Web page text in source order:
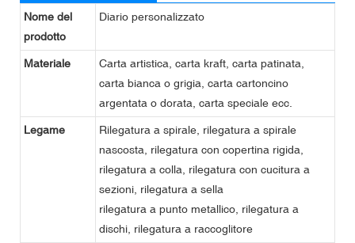
Nome del
prodotto
Diario personalizzato
Materiale
Carta artistica, carta kraft, carta patinata,
carta bianca o grigia, carta cartoncino
argentata o dorata, carta speciale ecc.
Legame
Rilegatura a spirale, rilegatura a spirale
nascosta, rilegatura con copertina rigida,
rilegatura a colla, rilegatura con cucitura a
sezioni, rilegatura a sella
rilegatura a punto metallico, rilegatura a
dischi, rilegatura a raccoglitore